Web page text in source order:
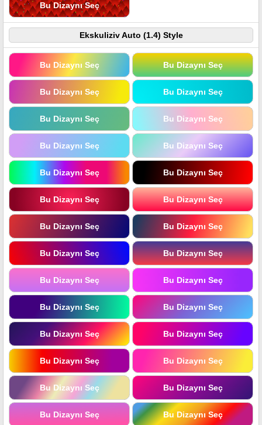
Bu Dizaynı Seç
Ekskuliziv Auto (1.4) Style
Bu Dizaynı Seç Bu Dizaynı Seç
Bu Dizaynı Seç Bu Dizaynı Seç
Bu Dizaynı Seç Bu Dizaynı Seç
Bu Dizaynı Seç Bu Dizaynı Seç
Bu Dizaynı Seç Bu Dizaynı Seç
Bu Dizaynı Seç Bu Dizaynı Seç
Bu Dizaynı Seç Bu Dizaynı Seç
Bu Dizaynı Seç Bu Dizaynı Seç
Bu Dizaynı Seç Bu Dizaynı Seç
Bu Dizaynı Seç Bu Dizaynı Seç
Bu Dizaynı Seç Bu Dizaynı Seç
Bu Dizaynı Seç Bu Dizaynı Seç
Bu Dizaynı Seç Bu Dizaynı Seç
Bu Dizaynı Seç Bu Dizaynı Seç